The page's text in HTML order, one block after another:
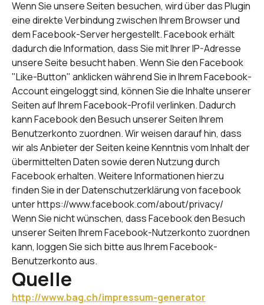
Wenn Sie unsere Seiten besuchen, wird über das Plugin
eine direkte Verbindung zwischen Ihrem Browser und
dem Facebook-Server hergestellt. Facebook erhält
dadurch die Information, dass Sie mit Ihrer IP-Adresse
unsere Seite besucht haben. Wenn Sie den Facebook
"Like-Button" anklicken während Sie in Ihrem Facebook-
Account eingeloggt sind, können Sie die Inhalte unserer
Seiten auf Ihrem Facebook-Profil verlinken. Dadurch
kann Facebook den Besuch unserer Seiten Ihrem
Benutzerkonto zuordnen. Wir weisen darauf hin, dass
wir als Anbieter der Seiten keine Kenntnis vom Inhalt der
übermittelten Daten sowie deren Nutzung durch
Facebook erhalten. Weitere Informationen hierzu
finden Sie in der Datenschutzerklärung von facebook
unter https://www.facebook.com/about/privacy/
Wenn Sie nicht wünschen, dass Facebook den Besuch
unserer Seiten Ihrem Facebook-Nutzerkonto zuordnen
kann, loggen Sie sich bitte aus Ihrem Facebook-
Benutzerkonto aus.
Quelle
http://www.bag.ch/impressum-generator